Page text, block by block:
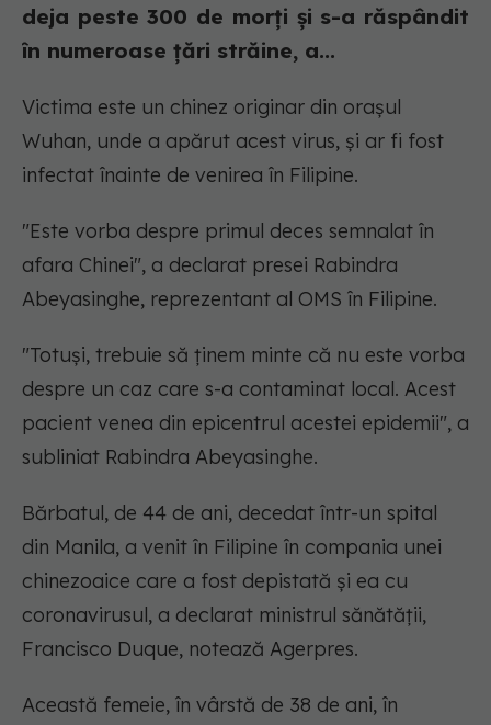
deja peste 300 de morţi şi s-a răspândit
în numeroase ţări străine, a...
Victima este un chinez originar din oraşul
Wuhan, unde a apărut acest virus, şi ar fi fost
infectat înainte de venirea în Filipine.
"Este vorba despre primul deces semnalat în
afara Chinei", a declarat presei Rabindra
Abeyasinghe, reprezentant al OMS în Filipine.
"Totuşi, trebuie să ţinem minte că nu este vorba
despre un caz care s-a contaminat local. Acest
pacient venea din epicentrul acestei epidemii", a
subliniat Rabindra Abeyasinghe.
Bărbatul, de 44 de ani, decedat într-un spital
din Manila, a venit în Filipine în compania unei
chinezoaice care a fost depistată şi ea cu
coronavirusul, a declarat ministrul sănătăţii,
Francisco Duque, notează Agerpres.
Această femeie, în vârstă de 38 de ani, în